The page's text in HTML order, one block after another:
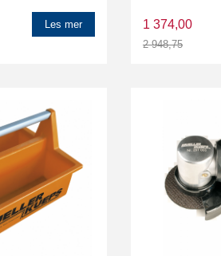
Les mer 1 374,00
2 948,75